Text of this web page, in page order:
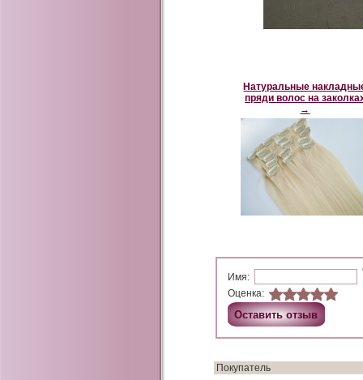
Натуральные
пряди волос на
→
Имя:
Оценка:
Покупатель